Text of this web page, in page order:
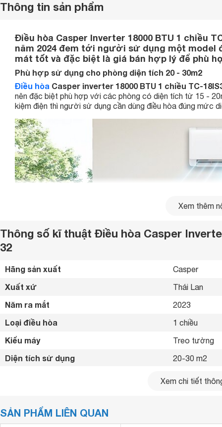
Thông tin sản phẩm
Điều hòa Casper Inverter 18000 BTU 1 chiều
năm 2024 đem tới người sử dụng một model
mát tốt và đặc biệt là giá bán hợp lý để phù
Phù hợp sử dụng cho phòng diện tích 20 - 30m2
Điều hòa Casper inverter 18000 BTU 1 chiều TC-
nên đặc biệt phù hợp với các phòng có diện tích từ 15 -
kiệm điện thì người sử dụng cần dùng điều hòa đúng mức
Ngoài công suất làm mát tối ưu cho phòng từ 20 - 30m2
thiết kế tối giản với hình hộp chữ nhật và có các đường
chiều TC-18IS36 không chiếm nhiều diện tích của căn
Sử dụng gas R32 thế hệ mới
Xem thêm
Thông số kĩ thuật Điều hòa Casper
32
Hãng sản xuất Casper
Xuất xứ Thái Lan
Năm ra mắt 2023
Loại điều hòa 1 chiều
Kiểu máy Treo tường
Diện tích sử dụng 20-30 m2
18000 Btu
Công nghệ Inverter
Xem chi tiết
SẢN PHẨM LIÊN QUAN